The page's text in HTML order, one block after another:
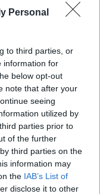
Personal
to third parties, or
information for
below opt-out
note that after your
seeing
utilized by
parties prior to
of the further
third parties on the
information may
the IAB’s List of
disclose it to other
a teremlabdarúgó
FELTÉTEL
A
mozaikkocka a
bajnoki elsőségét.